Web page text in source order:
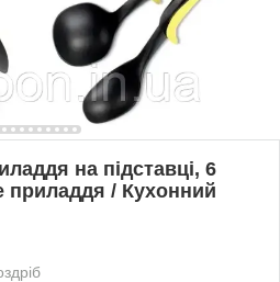
на підставці, 6
приладдя / Кухонний